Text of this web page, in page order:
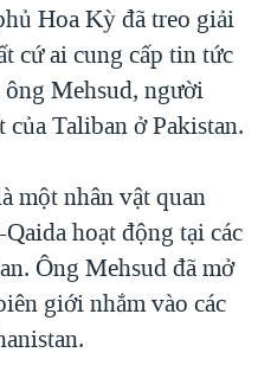
Hoa Kỳ đã treo giải
cứ ai cung cấp tin tức
Mehsud, người
Taliban ở Pakistan.
một nhân vật quan
hoạt động tại các
Ông Mehsud đã mở
giới nhắm vào các